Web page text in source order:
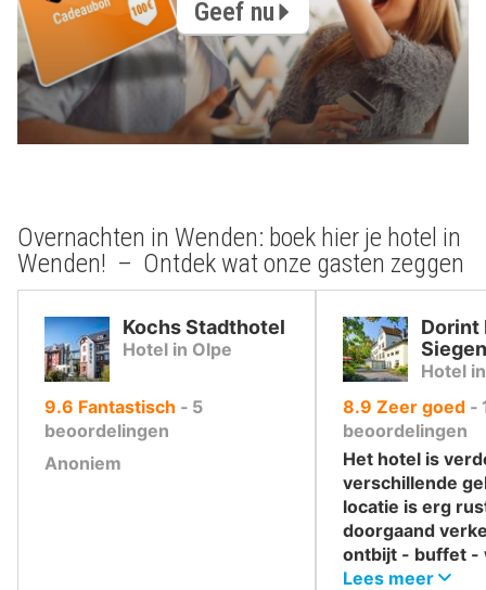
Geef nu
Overnachten in Wenden: boek hier je hotel in
Wenden! – Ontdek wat onze gasten zeggen
Kochs Stadthotel
Hotel in Olpe
9.6 uit
10
Fantastisch ‐ 5
beoordelingen
Anoniem
Dorint
Siegen
Hotel
8.9uit
10
,
Zeer goed ‐
beoordelingen
Het hotel is
verschillende
locatie is erg
doorgaand
ontbijt - buffet -
uitgebreid.
Lees meer